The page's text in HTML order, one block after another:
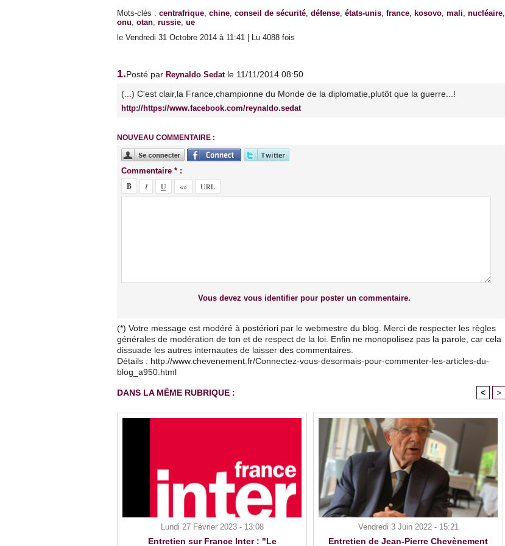
Mots-clés : centrafrique, chine, conseil de sécurité, défense, états-unis, france, kosovo, mali, nucléaire,
onu, otan, russie, ue
le Vendredi 31 Octobre 2014 à 11:41 | Lu 4088 fois
1.Posté par Reynaldo Sedat le 11/11/2014 08:50
(...) C'est clair,la France,championne du Monde de la diplomatie,plutôt que la guerre...!
http://https://www.facebook.com/reynaldo.sedat
NOUVEAU COMMENTAIRE :
Commentaire * :
Vous devez vous identifier pour poster un commentaire.
(*) Votre message est modéré à postériori par le webmestre du blog. Merci de respecter les règles
générales de modération de ton et de respect de la loi. Enfin ne monopolisez pas la parole, car cela
dissuade les autres internautes de laisser des commentaires.
Détails : http://www.chevenement.fr/Connectez-vous-desormais-pour-commenter-les-articles-du-
blog_a950.html
DANS LA MÊME RUBRIQUE : < >
Lundi 27 Février 2023 - 13:08
Entretien sur France Inter : "Le
Vendredi 3 Juin 2022 - 15:21
Entretien de Jean-Pierre Chevènement